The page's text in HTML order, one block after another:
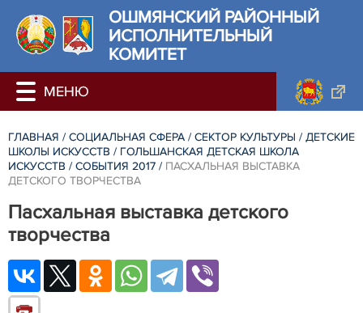
ОШМЯНСКИЙ РАЙОННЫЙ
ИСПОЛНИТЕЛЬНЫЙ
КОМИТЕТ
ГЛАВНАЯ / СОЦИАЛЬНАЯ СФЕРА / СЕКТОР КУЛЬТУРЫ / ДЕТСКИЕ
ШКОЛЫ ИСКУССТВ / ГОЛЬШАНСКАЯ ДЕТСКАЯ ШКОЛА
ИСКУССТВ / СОБЫТИЯ 2017 / ПАСХАЛЬНАЯ ВЫСТАВКА
ДЕТСКОГО ТВОРЧЕСТВА
Пасхальная выставка детского
творчества